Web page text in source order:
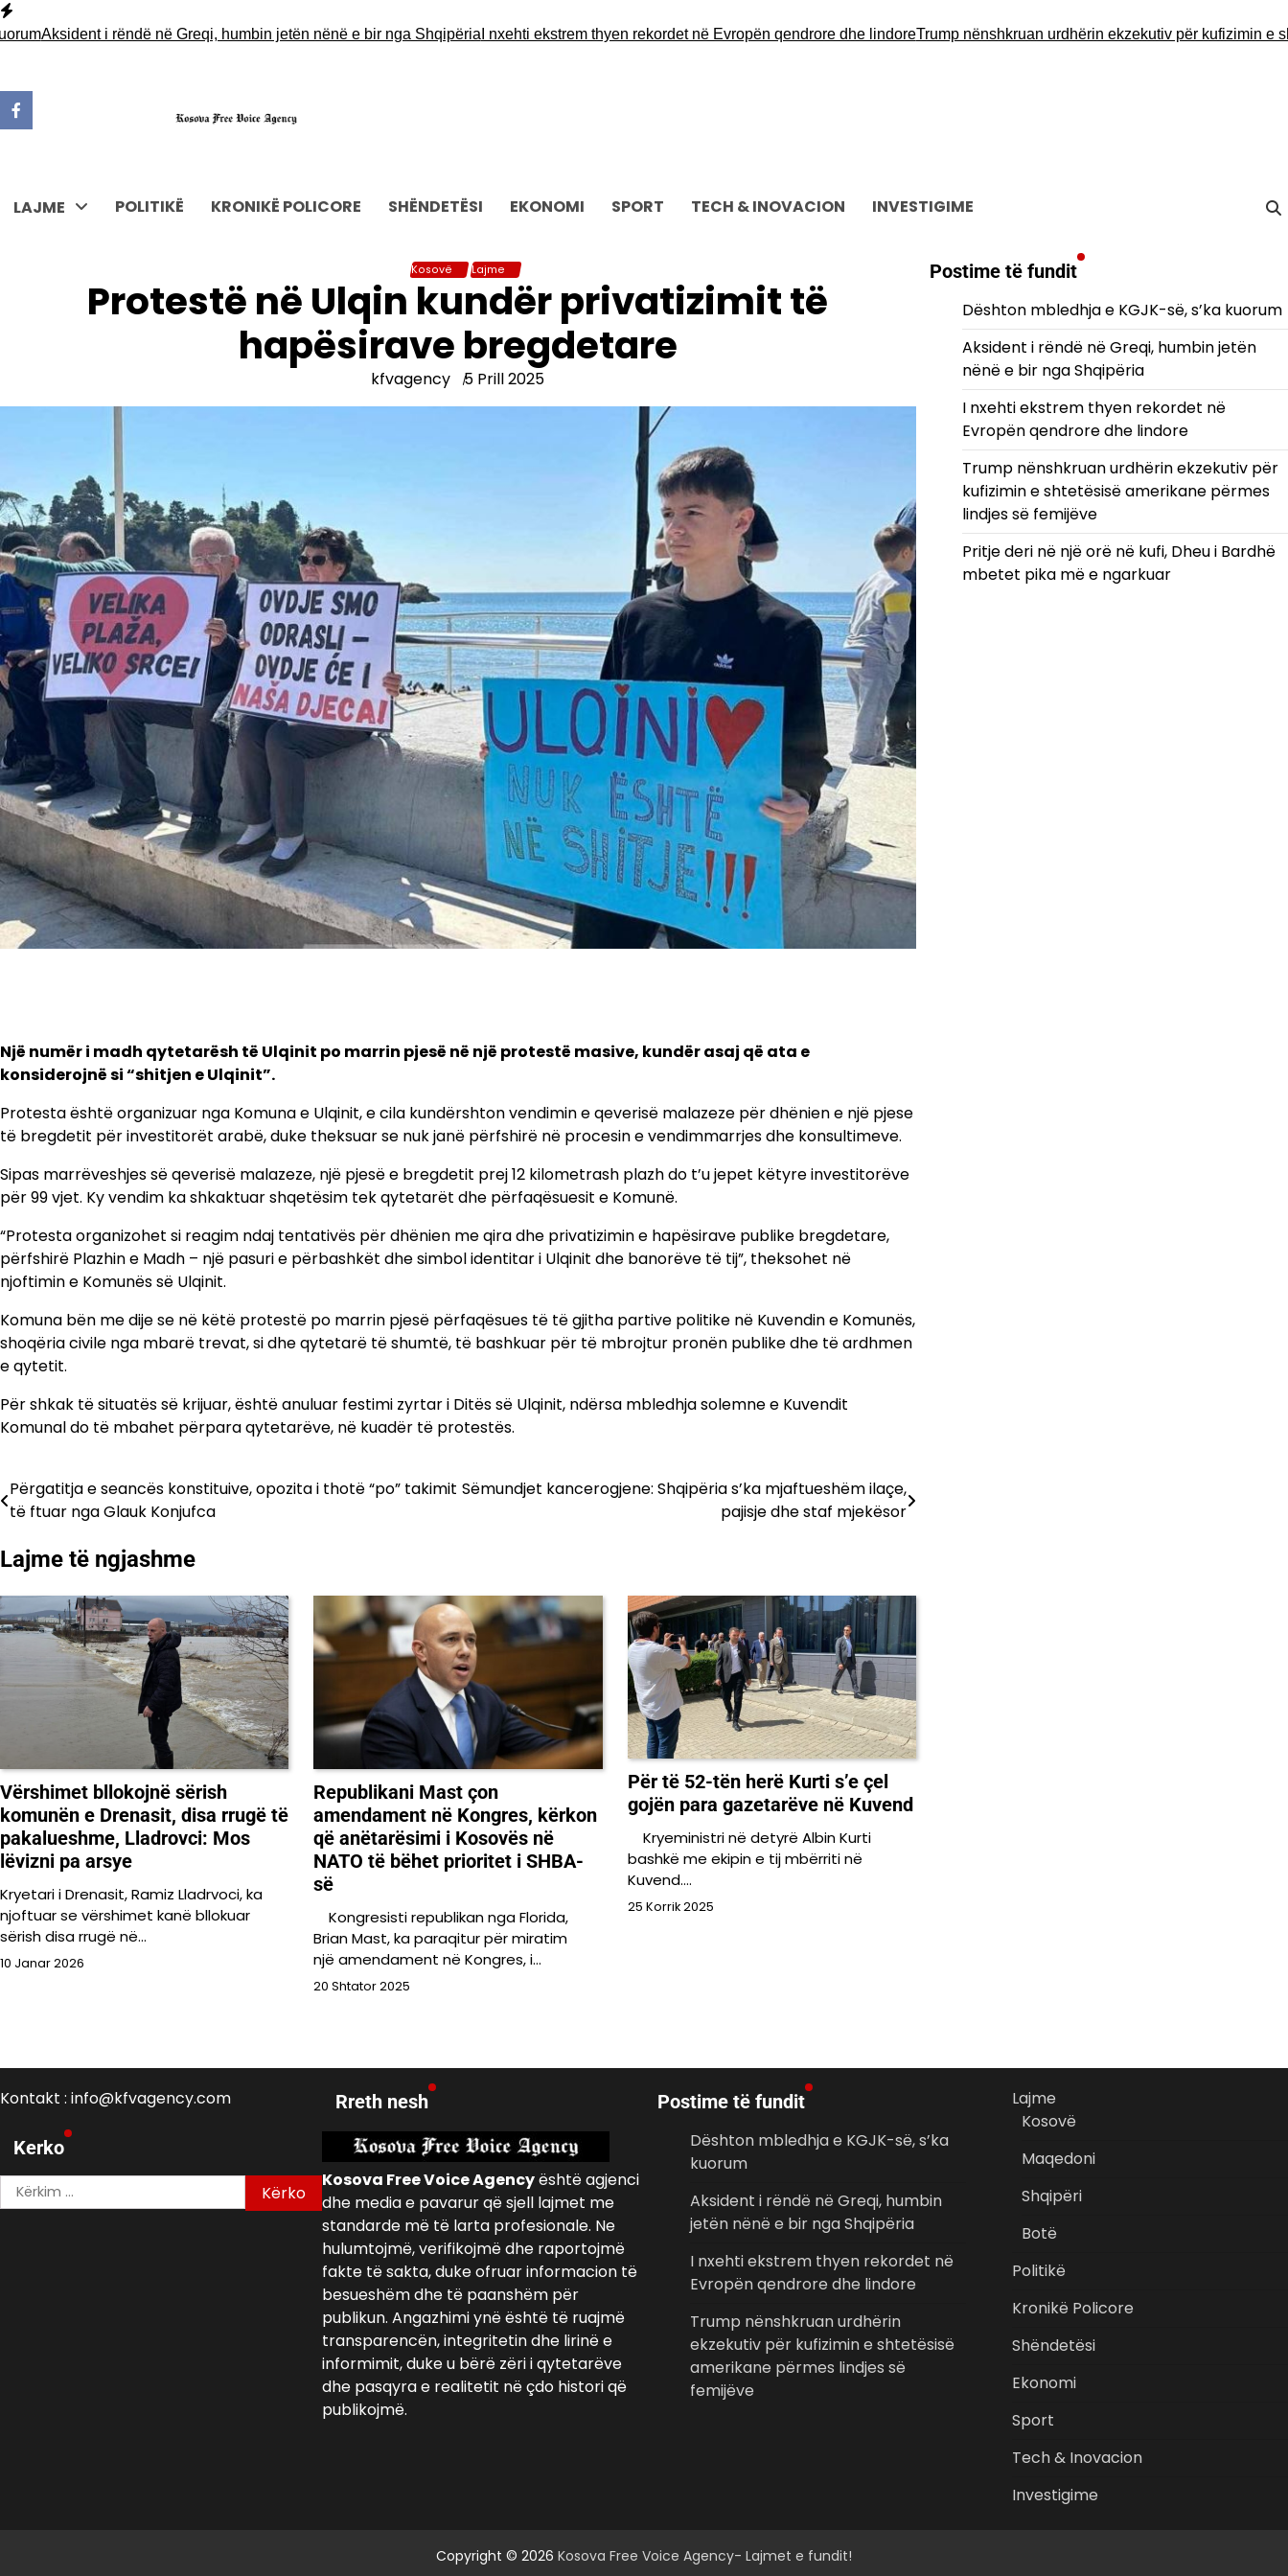
Skip
to
Aksident i rëndë në Greqi, humbin jetën nënë e bir nga ShqipëriaI nxehti ekstrem thyen rekordet në Evropën qendrore dhe lindoreTrump nënshkruan urdhërin ekzekutiv për kufizimin e
LAJME POLITIKË KRONIKË POLICORE SHËNDETËSI EKONOMI SPORT TECH & INOVACION INVESTIGIME
Kosovë Lajme
Protestë në Ulqin kundër privatizimit të
hapësirave bregdetare
kfvagency 5 Prill 2025
Një numër i madh qytetarësh të Ulqinit po marrin pjesë në një protestë masive, kundër asaj që ata e
konsiderojnë si “shitjen e Ulqinit”.
Protesta është organizuar nga Komuna e Ulqinit, e cila kundërshton vendimin e qeverisë malazeze për dhënien e një pjese
të bregdetit për investitorët arabë, duke theksuar se nuk janë përfshirë në procesin e vendimmarrjes dhe konsultimeve.
Sipas marrëveshjes së qeverisë malazeze, një pjesë e bregdetit prej 12 kilometrash plazh do t’u jepet këtyre investitorëve
për 99 vjet. Ky vendim ka shkaktuar shqetësim tek qytetarët dhe përfaqësuesit e Komunë.
“Protesta organizohet si reagim ndaj tentativës për dhënien me qira dhe privatizimin e hapësirave publike bregdetare,
përfshirë Plazhin e Madh – një pasuri e përbashkët dhe simbol identitar i Ulqinit dhe banorëve të tij”, theksohet në
njoftimin e Komunës së Ulqinit.
Komuna bën me dije se në këtë protestë po marrin pjesë përfaqësues të të gjitha partive politike në Kuvendin e Komunës,
shoqëria civile nga mbarë trevat, si dhe qytetarë të shumtë, të bashkuar për të mbrojtur pronën publike dhe të ardhmen
e qytetit.
Për shkak të situatës së krijuar, është anuluar festimi zyrtar i Ditës së Ulqinit, ndërsa mbledhja solemne e Kuvendit
Komunal do të mbahet përpara qytetarëve, në kuadër të protestës.
Lëvizje
postimet
Përgatitja e seancës konstituive, opozita i thotë “po” takimit
të ftuar nga Glauk Konjufca
Sëmundjet kancerogjene: Shqipëria s’ka mjaftueshëm ilaçe,
pajisje dhe staf mjekësor
Lajme të ngjashme
Vërshimet bllokojnë sërish
komunën e Drenasit, disa rrugë të
pakalueshme, Lladrovci: Mos
lëvizni pa arsye
Kryetari i Drenasit, Ramiz Lladrvoci, ka
njoftuar se vërshimet kanë bllokuar
sërish disa rrugë në…
10 Janar 2026
Republikani Mast çon
amendament në Kongres, kërkon
që anëtarësimi i Kosovës në
NATO të bëhet prioritet i SHBA-
së
Kongresisti republikan nga Florida,
Brian Mast, ka paraqitur për miratim
një amendament në Kongres, i…
20 Shtator 2025
Për të 52-tën herë Kurti s’e çel
gojën para gazetarëve në Kuvend
Kryeministri në detyrë Albin Kurti
bashkë me ekipin e tij mbërriti në
Kuvend.…
25 Korrik 2025
Postime të fundit
Dështon mbledhja e KGJK-së, s’ka kuorum
Aksident i rëndë në Greqi, humbin jetën
nënë e bir nga Shqipëria
I nxehti ekstrem thyen rekordet në
Evropën qendrore dhe lindore
Trump nënshkruan urdhërin ekzekutiv për
kufizimin e shtetësisë amerikane përmes
lindjes së femijëve
Pritje deri në një orë në kufi, Dheu i Bardhë
mbetet pika më e ngarkuar
Kontakt : info@kfvagency.com
Kerko
Kërko
për:
Rreth nesh
Kosova Free Voice Agencyështë agjenci
dhe media e pavarur që sjell lajmet me
standarde më të larta profesionale. Ne
hulumtojmë, verifikojmë dhe raportojmë
fakte të sakta, duke ofruar informacion të
besueshëm dhe të paanshëm për
publikun. Angazhimi ynë është të ruajmë
transparencën, integritetin dhe lirinë e
informimit, duke u bërë zëri i qytetarëve
dhe pasqyra e realitetit në çdo histori që
publikojmë.
Postime të fundit
Dështon mbledhja e KGJK-së, s’ka
kuorum
Aksident i rëndë në Greqi, humbin
jetën nënë e bir nga Shqipëria
I nxehti ekstrem thyen rekordet në
Evropën qendrore dhe lindore
Trump nënshkruan urdhërin
ekzekutiv për kufizimin e shtetësisë
amerikane përmes lindjes së
femijëve
Lajme
Kosovë
Maqedoni
Shqipëri
Botë
Politikë
Kronikë Policore
Shëndetësi
Ekonomi
Sport
Tech & Inovacion
Investigime